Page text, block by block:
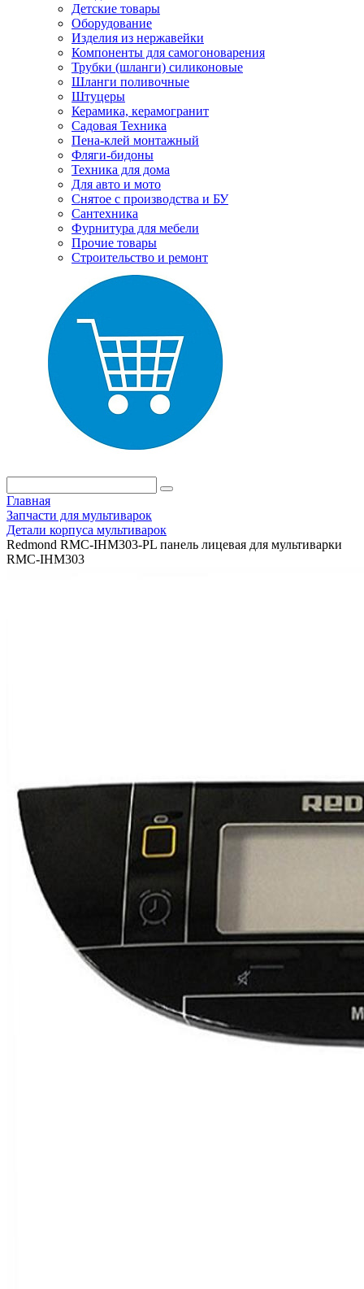
Детские товары
Оборудование
Изделия из нержавейки
Компоненты для самогоноварения
Трубки (шланги) силиконовые
Шланги поливочные
Штуцеры
Керамика, керамогранит
Садовая Техника
Пена-клей монтажный
Фляги-бидоны
Техника для дома
Для авто и мото
Снятое с производства и БУ
Сантехника
Фурнитура для мебели
Прочие товары
Строительство и ремонт
Главная
Запчасти для мультиварок
Детали корпуса мультиварок
Redmond RMC-IHM303-PL панель лицевая для мультиварки
RMC-IHМ303